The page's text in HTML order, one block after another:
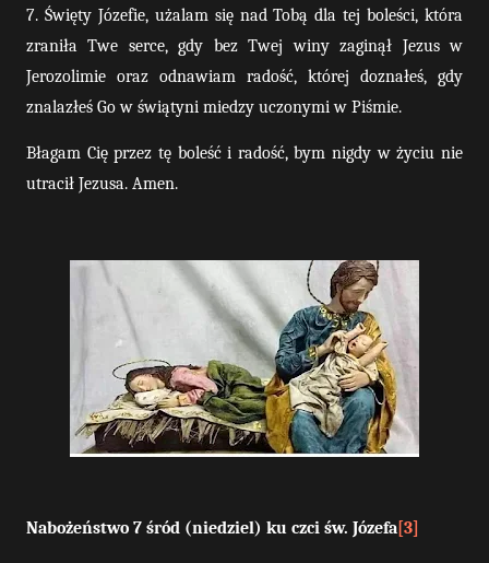
7. Święty Józefie, użalam się nad Tobą dla tej boleści, która
zraniła Twe serce, gdy bez Twej winy zaginął Jezus w
Jerozolimie oraz odnawiam radość, której doznałeś, gdy
znalazłeś Go w świątyni miedzy uczonymi w Piśmie.
Błagam Cię przez tę boleść i radość, bym nigdy w życiu nie
utracił Jezusa. Amen.
Nabożeństwo 7 śród (niedziel) ku czci św. Józefa[3]